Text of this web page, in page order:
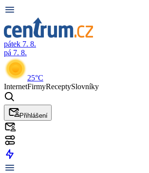
pátek 7. 8.
pá 7. 8.
25°C
InternetFirmyReceptySlovníky
Přihlášení